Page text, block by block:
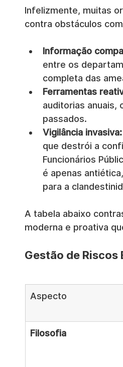
Infelizmente, muitas
contra obstáculos
Informação
entre os
completa das
Ferramentas
auditorias anuais,
passados.
Vigilância invasiva:
que destrói a
Funcionários
é apenas
para a
A tabela abaixo
moderna e proativa
Gestão de Riscos
Aspecto
Filosofia